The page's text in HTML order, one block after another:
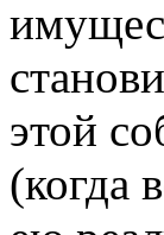
этой
(когда